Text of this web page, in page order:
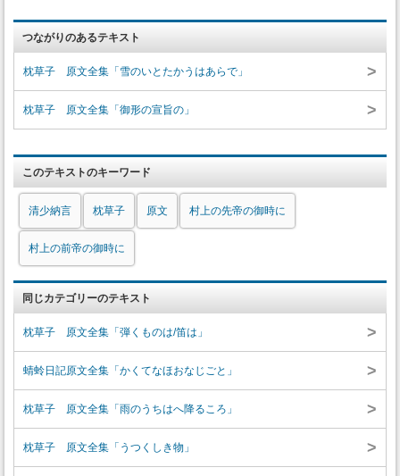
つながりのあるテキスト
枕草子 原文全集「雪のいとたかうはあらで」 >
枕草子 原文全集「御形の宣旨の」 >
このテキストのキーワード
清少納言 枕草子 原文 村上の先帝の御時に
村上の前帝の御時に
同じカテゴリーのテキスト
枕草子 原文全集「弾くものは/笛は」 >
蜻蛉日記原文全集「かくてなほおなじごと」 >
枕草子 原文全集「雨のうちはへ降るころ」 >
枕草子 原文全集「うつくしき物」 >